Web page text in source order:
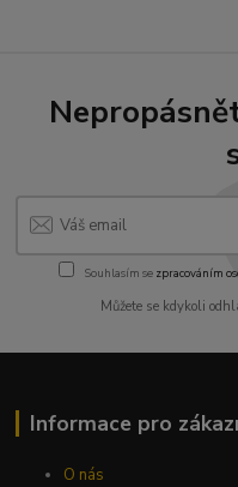
Souhlasím se zpracováním
Můžete se kdykoli
Informace pro
O nás